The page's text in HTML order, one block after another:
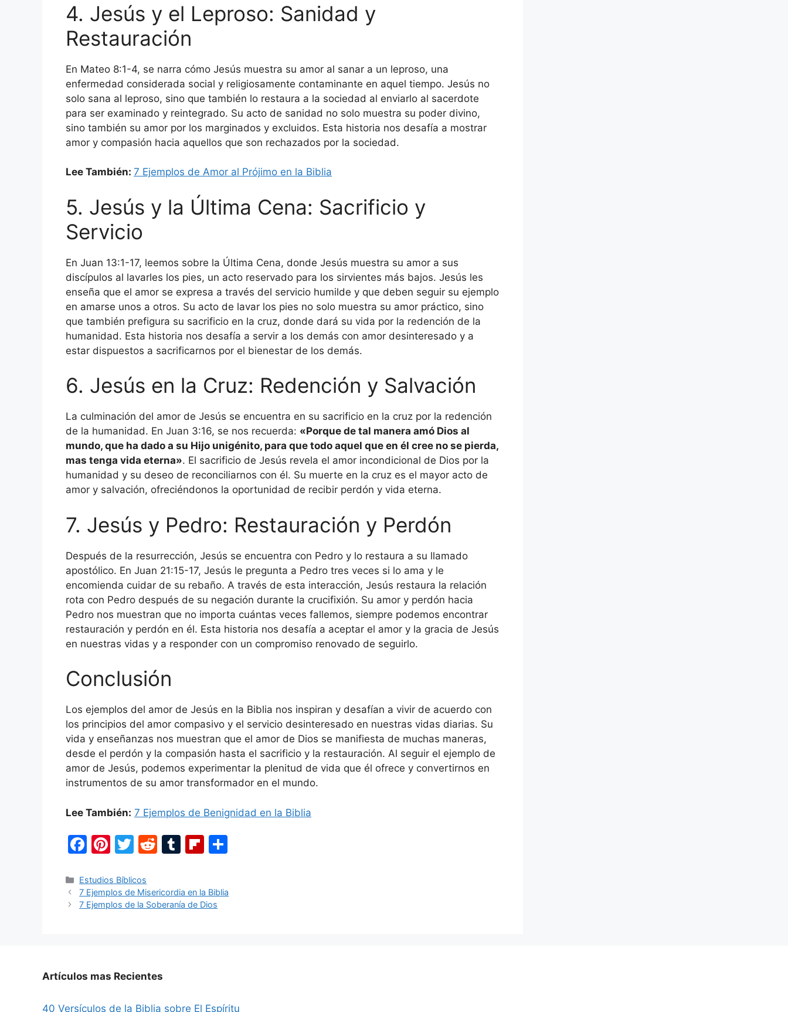
4. Jesús y el Leproso: Sanidad y
Restauración
En Mateo 8:1-4, se narra cómo Jesús muestra su amor al sanar a un leproso, una
enfermedad considerada social y religiosamente contaminante en aquel tiempo. Jesús no
solo sana al leproso, sino que también lo restaura a la sociedad al enviarlo al sacerdote
para ser examinado y reintegrado. Su acto de sanidad no solo muestra su poder divino,
sino también su amor por los marginados y excluidos. Esta historia nos desafía a mostrar
amor y compasión hacia aquellos que son rechazados por la sociedad.
Lee También: 7 Ejemplos de Amor al Prójimo en la Biblia
5. Jesús y la Última Cena: Sacrificio y
Servicio
En Juan 13:1-17, leemos sobre la Última Cena, donde Jesús muestra su amor a sus
discípulos al lavarles los pies, un acto reservado para los sirvientes más bajos. Jesús les
enseña que el amor se expresa a través del servicio humilde y que deben seguir su ejemplo
en amarse unos a otros. Su acto de lavar los pies no solo muestra su amor práctico, sino
que también prefigura su sacrificio en la cruz, donde dará su vida por la redención de la
humanidad. Esta historia nos desafía a servir a los demás con amor desinteresado y a
estar dispuestos a sacrificarnos por el bienestar de los demás.
6. Jesús en la Cruz: Redención y Salvación
La culminación del amor de Jesús se encuentra en su sacrificio en la cruz por la redención
de la humanidad. En Juan 3:16, se nos recuerda: «Porque de tal manera amó Dios al
mundo, que ha dado a su Hijo unigénito, para que todo aquel que en él cree no se pierda,
mas tenga vida eterna». El sacrificio de Jesús revela el amor incondicional de Dios por la
humanidad y su deseo de reconciliarnos con él. Su muerte en la cruz es el mayor acto de
amor y salvación, ofreciéndonos la oportunidad de recibir perdón y vida eterna.
7. Jesús y Pedro: Restauración y Perdón
Después de la resurrección, Jesús se encuentra con Pedro y lo restaura a su llamado
apostólico. En Juan 21:15-17, Jesús le pregunta a Pedro tres veces si lo ama y le
encomienda cuidar de su rebaño. A través de esta interacción, Jesús restaura la relación
rota con Pedro después de su negación durante la crucifixión. Su amor y perdón hacia
Pedro nos muestran que no importa cuántas veces fallemos, siempre podemos encontrar
restauración y perdón en él. Esta historia nos desafía a aceptar el amor y la gracia de Jesús
en nuestras vidas y a responder con un compromiso renovado de seguirlo.
Conclusión
Los ejemplos del amor de Jesús en la Biblia nos inspiran y desafían a vivir de acuerdo con
los principios del amor compasivo y el servicio desinteresado en nuestras vidas diarias. Su
vida y enseñanzas nos muestran que el amor de Dios se manifiesta de muchas maneras,
desde el perdón y la compasión hasta el sacrificio y la restauración. Al seguir el ejemplo de
amor de Jesús, podemos experimentar la plenitud de vida que él ofrece y convertirnos en
instrumentos de su amor transformador en el mundo.
Lee También: 7 Ejemplos de Benignidad en la Biblia
F
c
e
k
Pi
er
e
T
itt
er
R
di
T
bl
Fl
o p
Categorías
Estudios Bíblicos
7 Ejemplos de Misericordia en la Biblia
7 Ejemplos de la Soberanía de Dios
Artículos mas Recientes
40 Versículos de la Biblia sobre El Espíritu